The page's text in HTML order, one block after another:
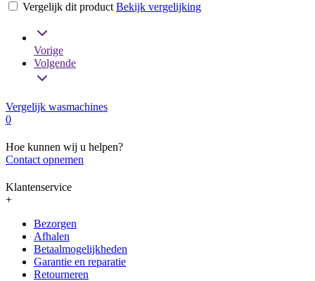
Vergelijk dit product Bekijk vergelijking
Vorige
Volgende
Vergelijk wasmachines
0
Hoe kunnen wij u helpen?
Contact opnemen
Klantenservice
+
Bezorgen
Afhalen
Betaalmogelijkheden
Garantie en reparatie
Retourneren